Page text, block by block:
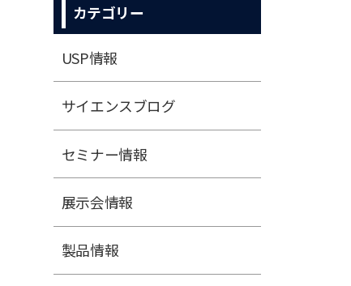
カテゴリー
USP情報
サイエンスブログ
セミナー情報
展⽰会情報
製品情報